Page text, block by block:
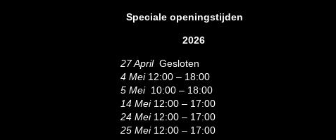
Speciale openingstijden
2026
27 AprilGesloten
4 Mei12:00 – 18:00
5 Mei10:00 – 18:00
14 Mei12:00 – 17:00
24 Mei12:00 – 17:00
25 Mei 12:00 – 17:00